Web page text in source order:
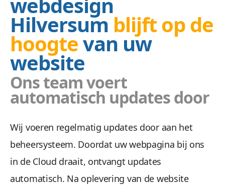
Hilversum blijft op de
hoogtevan uw
website
Ons team voert
automatisch updates door
Wij voeren regelmatig updates door aan het
beheersysteem. Doordat uw webpagina bij ons
in de Cloud draait, ontvangt updates
automatisch. Na oplevering van de website